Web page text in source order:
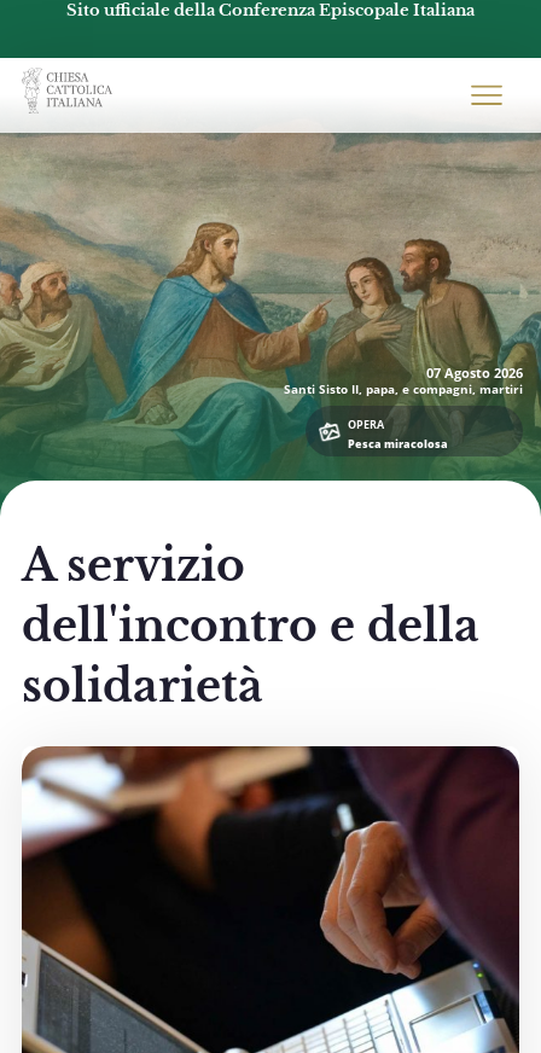
Sito ufficiale della Conferenza Episcopale Italiana
Chiesacattolica.it
07 Agosto 2026
Santi Sisto II, papa, e compagni, martiri
OPERA
Pesca miracolosa
A servizio
dell'incontro e della
solidarietà